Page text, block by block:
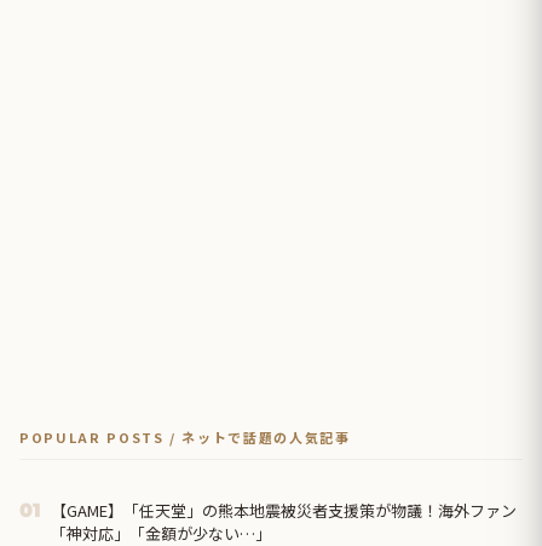
POPULAR POSTS / ネットで話題の人気記事
01
【GAME】「任天堂」の熊本地震被災者支援策が物議！海外ファン
「神対応」「金額が少ない…」